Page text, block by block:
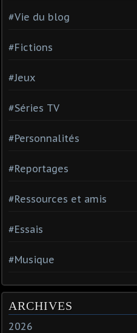
#Vie du blog
#Fictions
#Jeux
#Séries TV
#Personnalités
#Reportages
#Ressources et amis
#Essais
#Musique
ARCHIVES
2026